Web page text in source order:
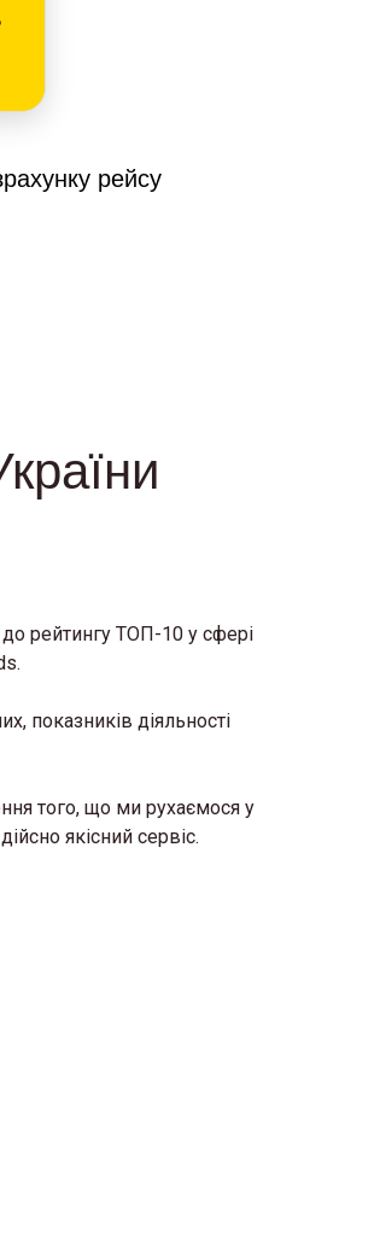
рейсу
рейтингу ТОП-10 у сфері
показників діяльності
того, що ми рухаємося у
якісний сервіс.